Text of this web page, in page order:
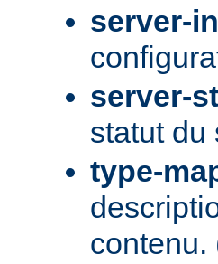
server-
server-
statut du
type-
contenu.